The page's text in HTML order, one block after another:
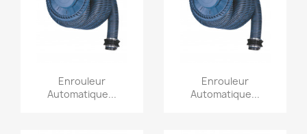
Aperçu rapide
Enrouleur
Automatique...
Aperçu rapide
Enrouleur
Automatique...